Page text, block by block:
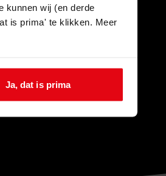
kunnen wij (en derde
is prima' te klikken. Meer
Ja, dat is prima